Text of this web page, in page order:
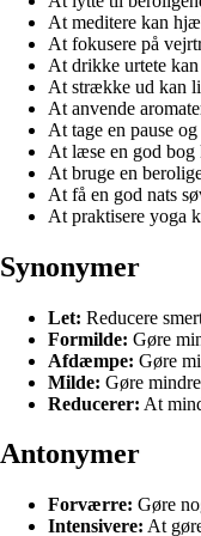
At meditere kan
At fokusere på
At drikke urtete
At strække ud kan
At anvende
At tage en pause
At læse en god bog
At bruge en
At få en god nats
At praktisere yoga
Synonymer
Let: Reducere
Formilde: Gøre
Afdæmpe: Gøre
Milde: Gøre
Reducerer: At
Antonymer
Forværre: Gøre
Intensivere: At